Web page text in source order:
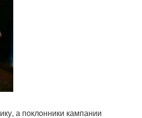
а поклонники кампании